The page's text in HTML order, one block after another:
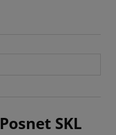
Posnet SKL